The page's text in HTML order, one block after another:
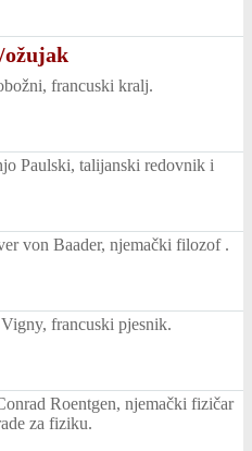
ožujak
francuski kralj.
Paulski, talijanski redovnik i
von Baader, njemački filozof .
francuski pjesnik.
Roentgen, njemački fizičar
za fiziku.